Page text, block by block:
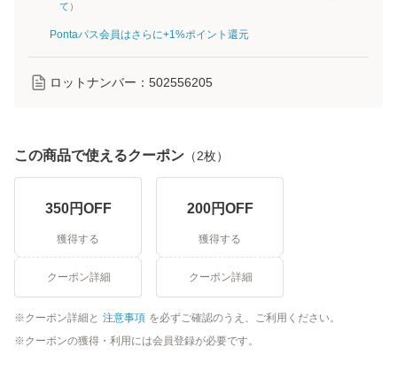
て ）
Pontaパス会員はさらに+1%ポイント還元
ロットナンバー： 502556205
この商品で使えるクーポン （2枚）
350円OFF
獲得する
クーポン詳細
200円OFF
獲得する
クーポン詳細
クーポン詳細と 注意事項 を必ずご確認のうえ、ご利用ください。
クーポンの獲得・利用には会員登録が必要です。